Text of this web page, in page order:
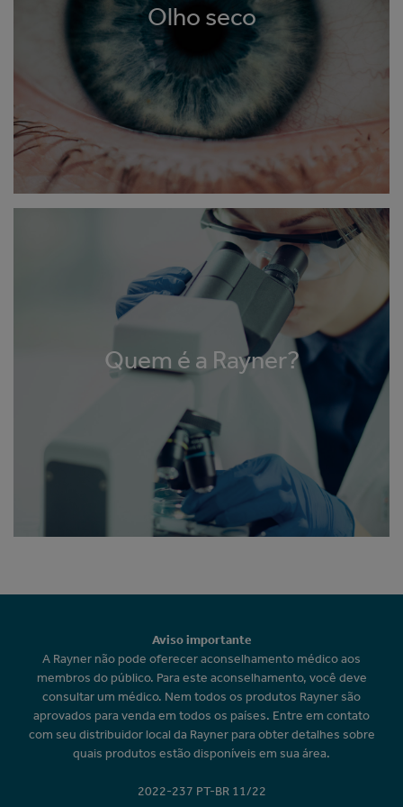
Olho seco
Quem é a Rayner?
Aviso importante
A Rayner não pode oferecer aconselhamento médico aos
membros do público. Para este aconselhamento, você deve
consultar um médico. Nem todos os produtos Rayner são
aprovados para venda em todos os países. Entre em contato
com seu distribuidor local da Rayner para obter detalhes sobre
quais produtos estão disponíveis em sua área.
2022-237 PT-BR 11/22